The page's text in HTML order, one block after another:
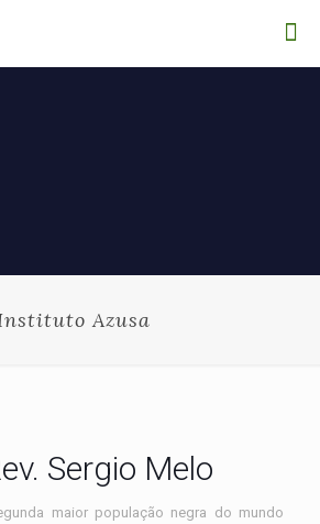
Azusa
Sergio Melo
maior população negra do mundo